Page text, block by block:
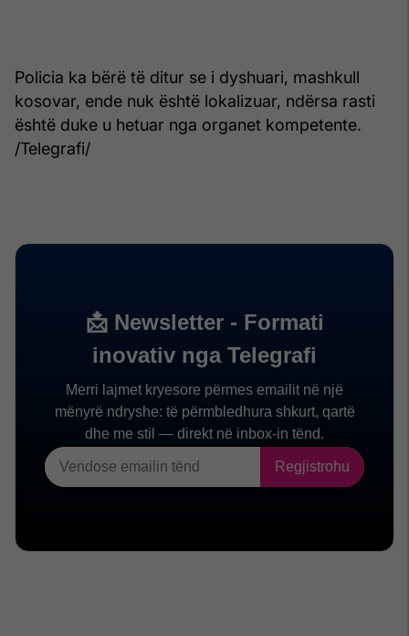
Policia ka bërë të ditur se i dyshuari, mashkull
kosovar, ende nuk është lokalizuar, ndërsa rasti
është duke u hetuar nga organet kompetente.
/Telegrafi/